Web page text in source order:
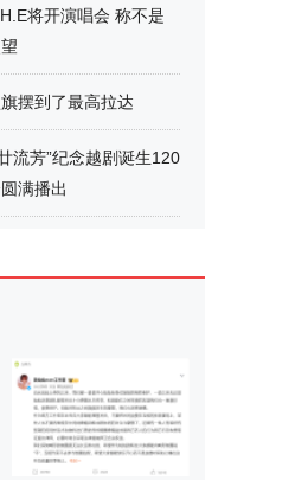
将开演唱会 称不是
摆到了最高拉达
流芳”纪念越剧诞生120
满播出